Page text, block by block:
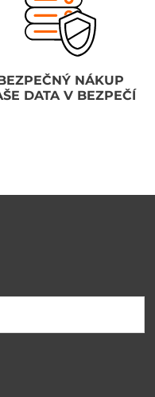
NÁKUP
DATA V BEZPEČÍ